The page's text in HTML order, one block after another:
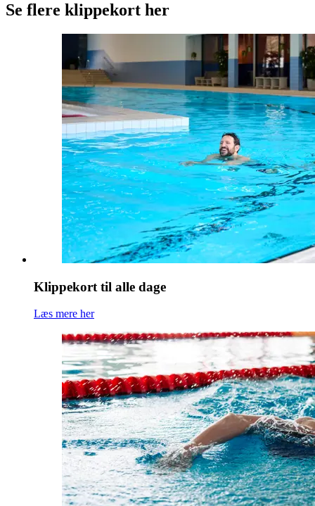
Se flere klippekort her
Klippekort til alle dage
Læs mere her